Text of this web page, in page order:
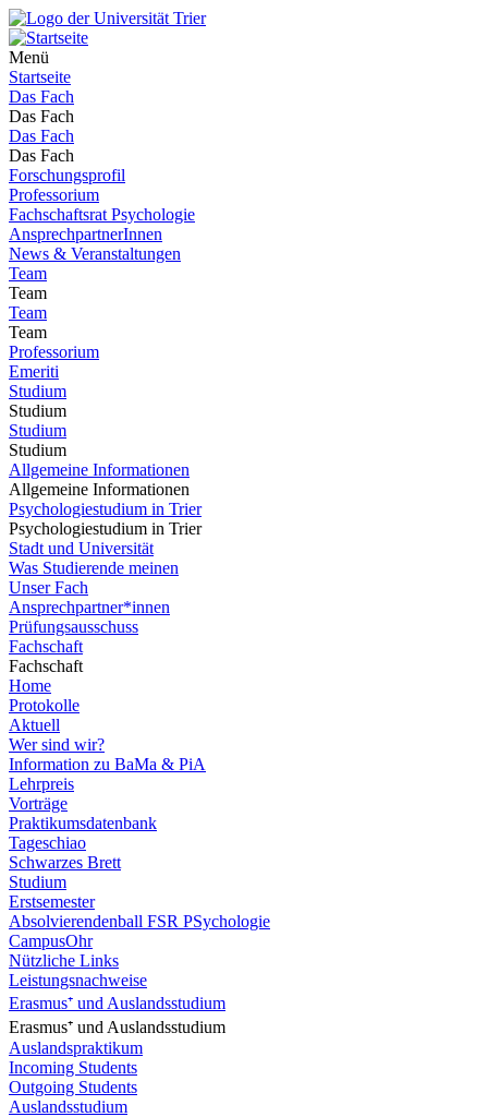
Menü
Startseite
Das Fach
Das Fach
Das Fach
Das Fach
Forschungsprofil
Professorium
Fachschaftsrat Psychologie
AnsprechpartnerInnen
News & Veranstaltungen
Team
Team
Team
Team
Professorium
Emeriti
Studium
Studium
Studium
Studium
Allgemeine Informationen
Allgemeine Informationen
Psychologiestudium in Trier
Psychologiestudium in Trier
Stadt und Universität
Was Studierende meinen
Unser Fach
Ansprechpartner*innen
Prüfungsausschuss
Fachschaft
Fachschaft
Home
Protokolle
Aktuell
Wer sind wir?
Information zu BaMa & PiA
Lehrpreis
Vorträge
Praktikumsdatenbank
Tageschiao
Schwarzes Brett
Studium
Erstsemester
Absolvierendenball FSR PSychologie
CampusOhr
Nützliche Links
Leistungsnachweise
Erasmus⁺ und Auslandsstudium
Erasmus⁺ und Auslandsstudium
Auslandspraktikum
Incoming Students
Outgoing Students
Auslandsstudium